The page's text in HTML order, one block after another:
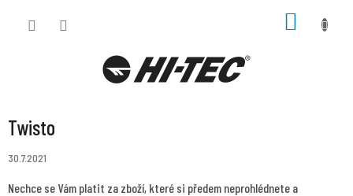
Twisto
30.7.2021
Nechce se Vám platit za zboží, které si předem neprohlédnete a